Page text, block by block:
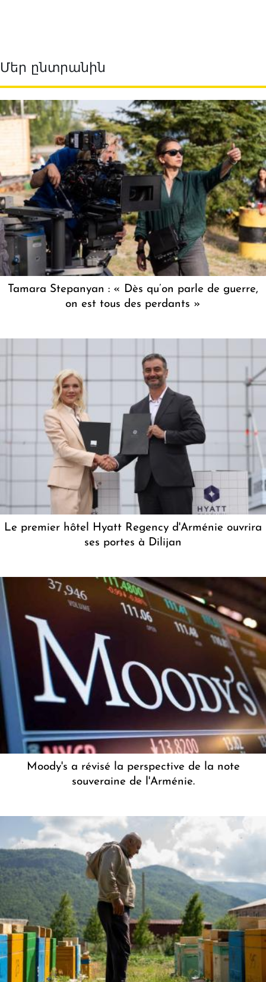
Մեր ընտրանին
Tamara Stepanyan : « Dès qu’on parle de guerre,
on est tous des perdants »
Le premier hôtel Hyatt Regency d'Arménie ouvrira
ses portes à Dilijan
Moody's a révisé la perspective de la note
souveraine de l'Arménie.